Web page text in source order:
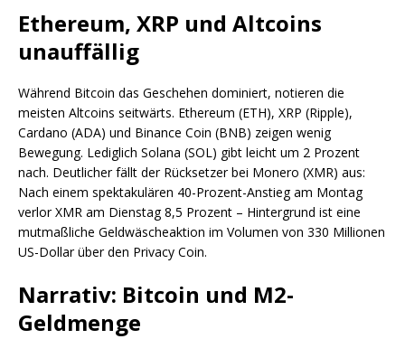
Ethereum, XRP und Altcoins
unauffällig
Während Bitcoin das Geschehen dominiert, notieren die
meisten Altcoins seitwärts. Ethereum (ETH), XRP (Ripple),
Cardano (ADA) und Binance Coin (BNB) zeigen wenig
Bewegung. Lediglich Solana (SOL) gibt leicht um 2 Prozent
nach. Deutlicher fällt der Rücksetzer bei Monero (XMR) aus:
Nach einem spektakulären 40-Prozent-Anstieg am Montag
verlor XMR am Dienstag 8,5 Prozent – Hintergrund ist eine
mutmaßliche Geldwäscheaktion im Volumen von 330 Millionen
US-Dollar über den Privacy Coin.
Narrativ: Bitcoin und M2-
Geldmenge